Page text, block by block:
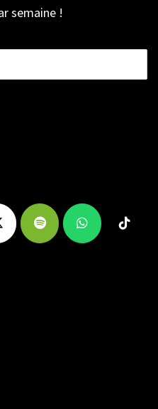
semaine !